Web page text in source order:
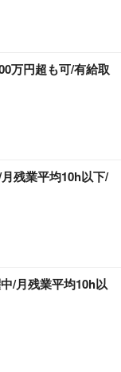
万円超も可/有給取
残業平均10h以下/
/月残業平均10h以